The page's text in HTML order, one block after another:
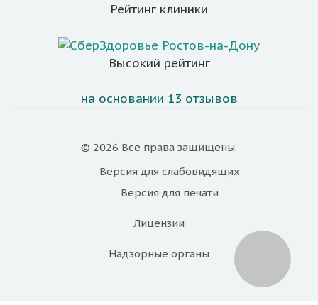
Рейтинг клиники
Высокий рейтинг
на основании 13 отзывов
© 2026 Все права защищены.
Версия для слабовидящих
Версия для печати
Лицензии
Надзорные органы